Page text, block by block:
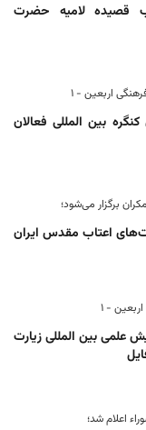
قصیده لامیه حضرت
اربعین - ۱
بین المللی فعالان
برگزار می‌شود؛
اعتاب مقدس ایران
- ۱
علمی بین المللی زیارت
اعلام شد؛